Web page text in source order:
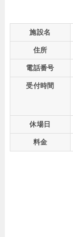
施設名
住所
電話番号
受付時間
休場日
料金